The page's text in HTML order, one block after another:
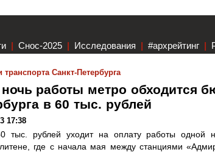
| Снос-2025 | Исследования | #архрейтинг |
транспорта Санкт-Петербурга
работы метро обходится
в 60 тыс. рублей
17:38
тыс. рублей уходит на оплату работы одной
где с начала мая между станциями